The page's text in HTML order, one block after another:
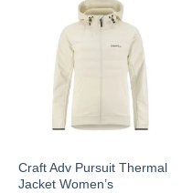
Craft Adv Pursuit Thermal
Jacket Women’s